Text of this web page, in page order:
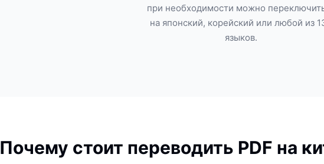
при необходимости можно
на японский, корейский или любой из
языков.
Почему стоит переводить PDF на